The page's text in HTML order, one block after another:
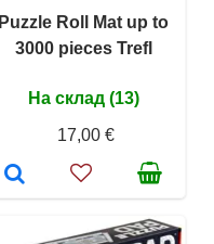
Puzzle Roll Mat up to
3000 pieces Trefl
На склад (13)
17,00 €